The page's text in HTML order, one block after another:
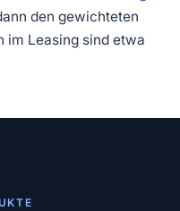
den gewichteten
im Leasing sind etwa